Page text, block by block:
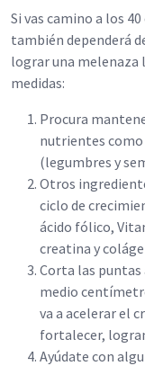
Si vas camino a los
también dependerá
lograr una melenaza
medidas:
Procura
nutrientes como
(legumbres y
Otros
ciclo de
ácido fólico,
creatina y
Corta las puntas
medio
va a acelerar el
fortalecer,
Ayúdate con